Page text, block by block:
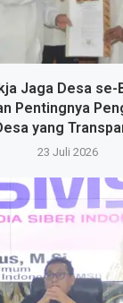
Jaga Desa se-
Pentingnya
yang
23 Juli 2026